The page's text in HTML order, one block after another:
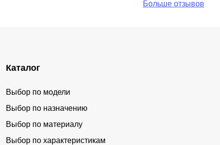
Больше отзывов
Каталог
Выбор по модели
Выбор по назначению
Выбор по материалу
Выбор по характеристикам